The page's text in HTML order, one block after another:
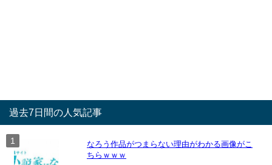
過去7日間の人気記事
なろう作品がつまらない理由がわかる画像がこ
ちらｗｗｗ